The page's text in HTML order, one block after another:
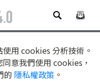
用 cookies 分析技術。
意我們使用 cookies，
的 隱私權政策 。